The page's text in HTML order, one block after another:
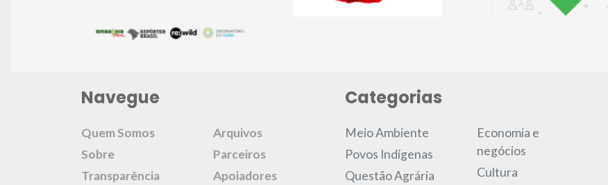
Navegue
Quem Somos
Sobre
Transparência
Arquivos
Parceiros
Apoiadores
Categorias
Meio Ambiente
Povos Indígenas
Questão Agrária
Economia e
negócios
Cultura